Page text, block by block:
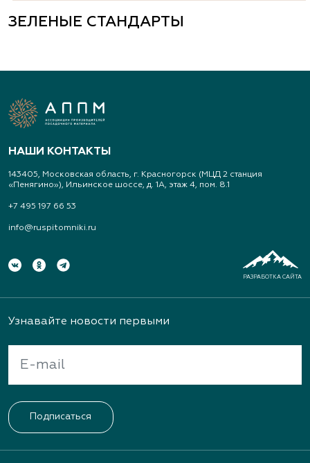
ЗЕЛЕНЫЕ СТАНДАРТЫ
НАШИ КОНТАКТЫ
143405, Московская область, г. Красногорск (МЦД 2 станция
«Пенягино»), Ильинское шоссе, д. 1А, этаж 4, пом. 8.1
+7 495 197 66 53
info@ruspitomniki.ru
РАЗРАБОТКА САЙТА
Узнавайте новости первыми
Подписаться